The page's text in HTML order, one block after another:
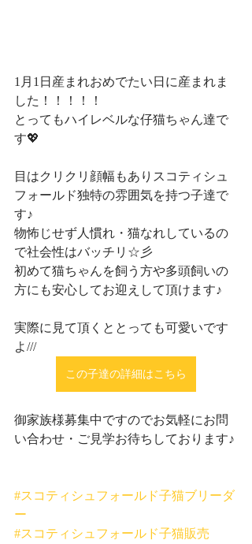
1月1日産まれおめでたい日に産まれま
した！！！！！
とってもハイレベルな仔猫ちゃん達で
す💖
目はクリクリ顔幅もありスコティシュ
フォールド独特の雰囲気を持つ子達で
す♪
物怖じせず人慣れ・猫なれしているの
で社会性はバッチリ☆彡
初めて猫ちゃんを飼う方や多頭飼いの
方にも安心してお迎えして頂けます♪
実際に見て頂くととっても可愛いです
よ///
この子達の詳細はこちら
御家族様募集中ですのでお気軽にお問
い合わせ・ご見学お待ちしております♪
#スコティシュフォールド子猫ブリーダ
ー
#スコティシュフォールド子猫販売